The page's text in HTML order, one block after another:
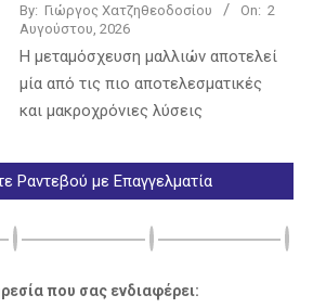
By: Γιώργος Χατζηθεοδοσίου On: 2
Αυγούστου, 2026
Η μεταμόσχευση μαλλιών αποτελεί
μία από τις πιο αποτελεσματικές
και μακροχρόνιες λύσεις
Ραντεβού με Επαγγελματία
που σας ενδιαφέρει: